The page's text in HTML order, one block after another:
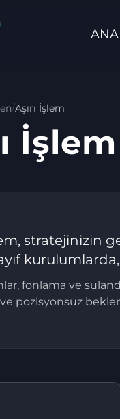
ANA
/Aşırı İşlem
İşlem
fonlama ve
ve pozisyonsuz